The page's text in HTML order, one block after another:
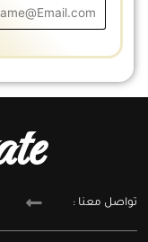
تواصل معنا :